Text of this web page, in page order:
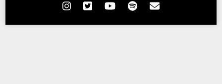
Un distributeur de plats